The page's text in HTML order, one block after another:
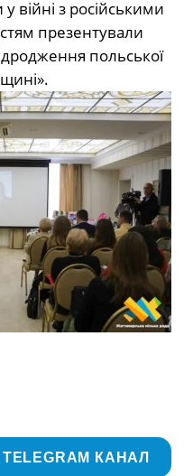
війні з російськими
презентували
польської
КАНАЛ